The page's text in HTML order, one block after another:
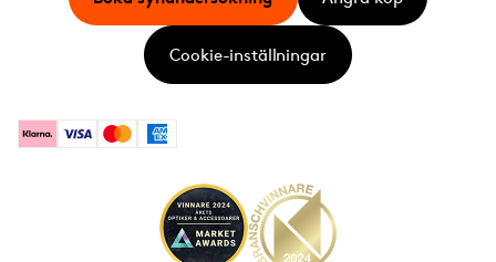
KlarnaVisa MastercardAmerican Express
Cookie-inställningar